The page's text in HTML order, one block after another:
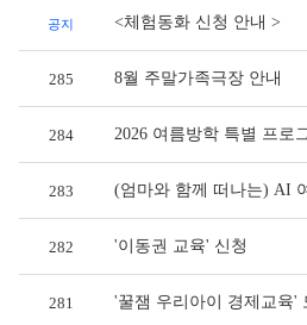
공지 <체험동화 신청 안내 >
285 8월 주말가족극장 안내
284 2026 여름방학 특별 프로
283 (엄마와 함께 떠나는) AI
282 '이동권 교육' 신청
281 '꿀잼 우리아이 경제교육'